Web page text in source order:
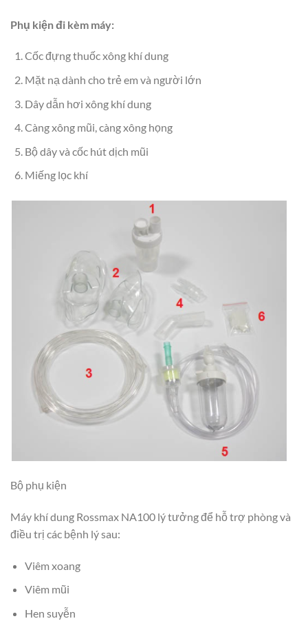
Phụ kiện đi kèm máy:
Cốc đựng thuốc xông khí dung
Mặt nạ dành cho trẻ em và người lớn
Dây dẫn hơi xông khí dung
Càng xông mũi, càng xông họng
Bộ dây và cốc hút dịch mũi
Miếng lọc khí
Bộ phụ kiện
Máy khí dung Rossmax NA100 lý tưởng để hỗ trợ phòng và
điều trị các bệnh lý sau:
Viêm xoang
Viêm mũi
Hen suyễn